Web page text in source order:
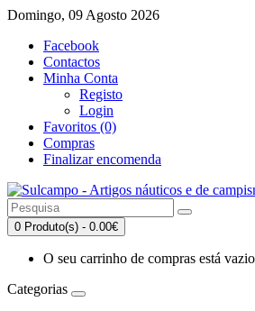
Domingo, 09 Agosto 2026
Facebook
Contactos
Minha Conta
Registo
Login
Favoritos (0)
Compras
Finalizar encomenda
0 Produto(s) - 0.00€
O seu carrinho de compras está
Categorias